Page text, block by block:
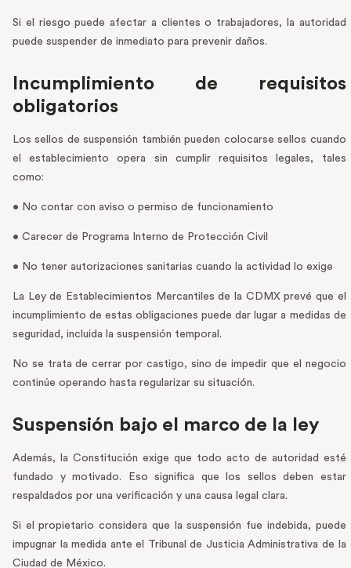
Si el riesgo puede afectar a clientes o trabajadores, la autoridad
puede suspender de inmediato para prevenir daños.
Incumplimiento de requisitos
obligatorios
Los sellos de suspensión también pueden colocarse sellos cuando
el establecimiento opera sin cumplir requisitos legales, tales
como:
• No contar con aviso o permiso de funcionamiento
• Carecer de Programa Interno de Protección Civil
• No tener autorizaciones sanitarias cuando la actividad lo exige
La Ley de Establecimientos Mercantiles de la CDMX prevé que el
incumplimiento de estas obligaciones puede dar lugar a medidas de
seguridad, incluida la suspensión temporal.
No se trata de cerrar por castigo, sino de impedir que el negocio
continúe operando hasta regularizar su situación.
Suspensión bajo el marco de la ley
Además, la Constitución exige que todo acto de autoridad esté
fundado y motivado. Eso significa que los sellos deben estar
respaldados por una verificación y una causa legal clara.
Si el propietario considera que la suspensión fue indebida, puede
impugnar la medida ante el Tribunal de Justicia Administrativa de la
Ciudad de México.